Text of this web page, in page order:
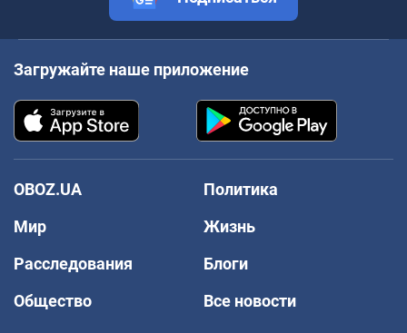
Загружайте наше приложение
OBOZ.UA
Политика
Мир
Жизнь
Расследования
Блоги
Общество
Все новости